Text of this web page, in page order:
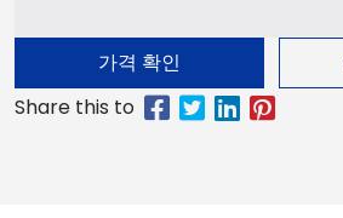
가격 확인